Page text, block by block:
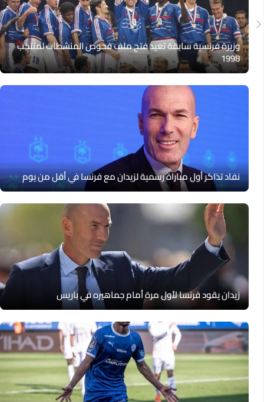
وزيرة فرنسية سابقة تعيد فتح ملف فحوص المنشطات لمنتخب
1998
نفاد تذاكر أول مباراة رسمية لزيدان مع فرنسا في أقل من يوم
زيدان يقود فرنسا لأول مرة أمام جماهيره في باريس